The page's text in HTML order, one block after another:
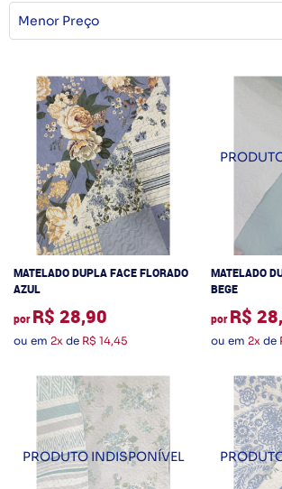
Menor Preço
MATELADO DUPLA FACE FLORADO
AZUL
por R$ 28,90
ou em 2x de R$ 14,45
MATELADO
BEGE
por R$
ou em 2x de